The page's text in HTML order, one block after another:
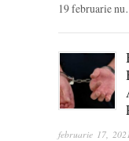
19 februarie
februarie 17,